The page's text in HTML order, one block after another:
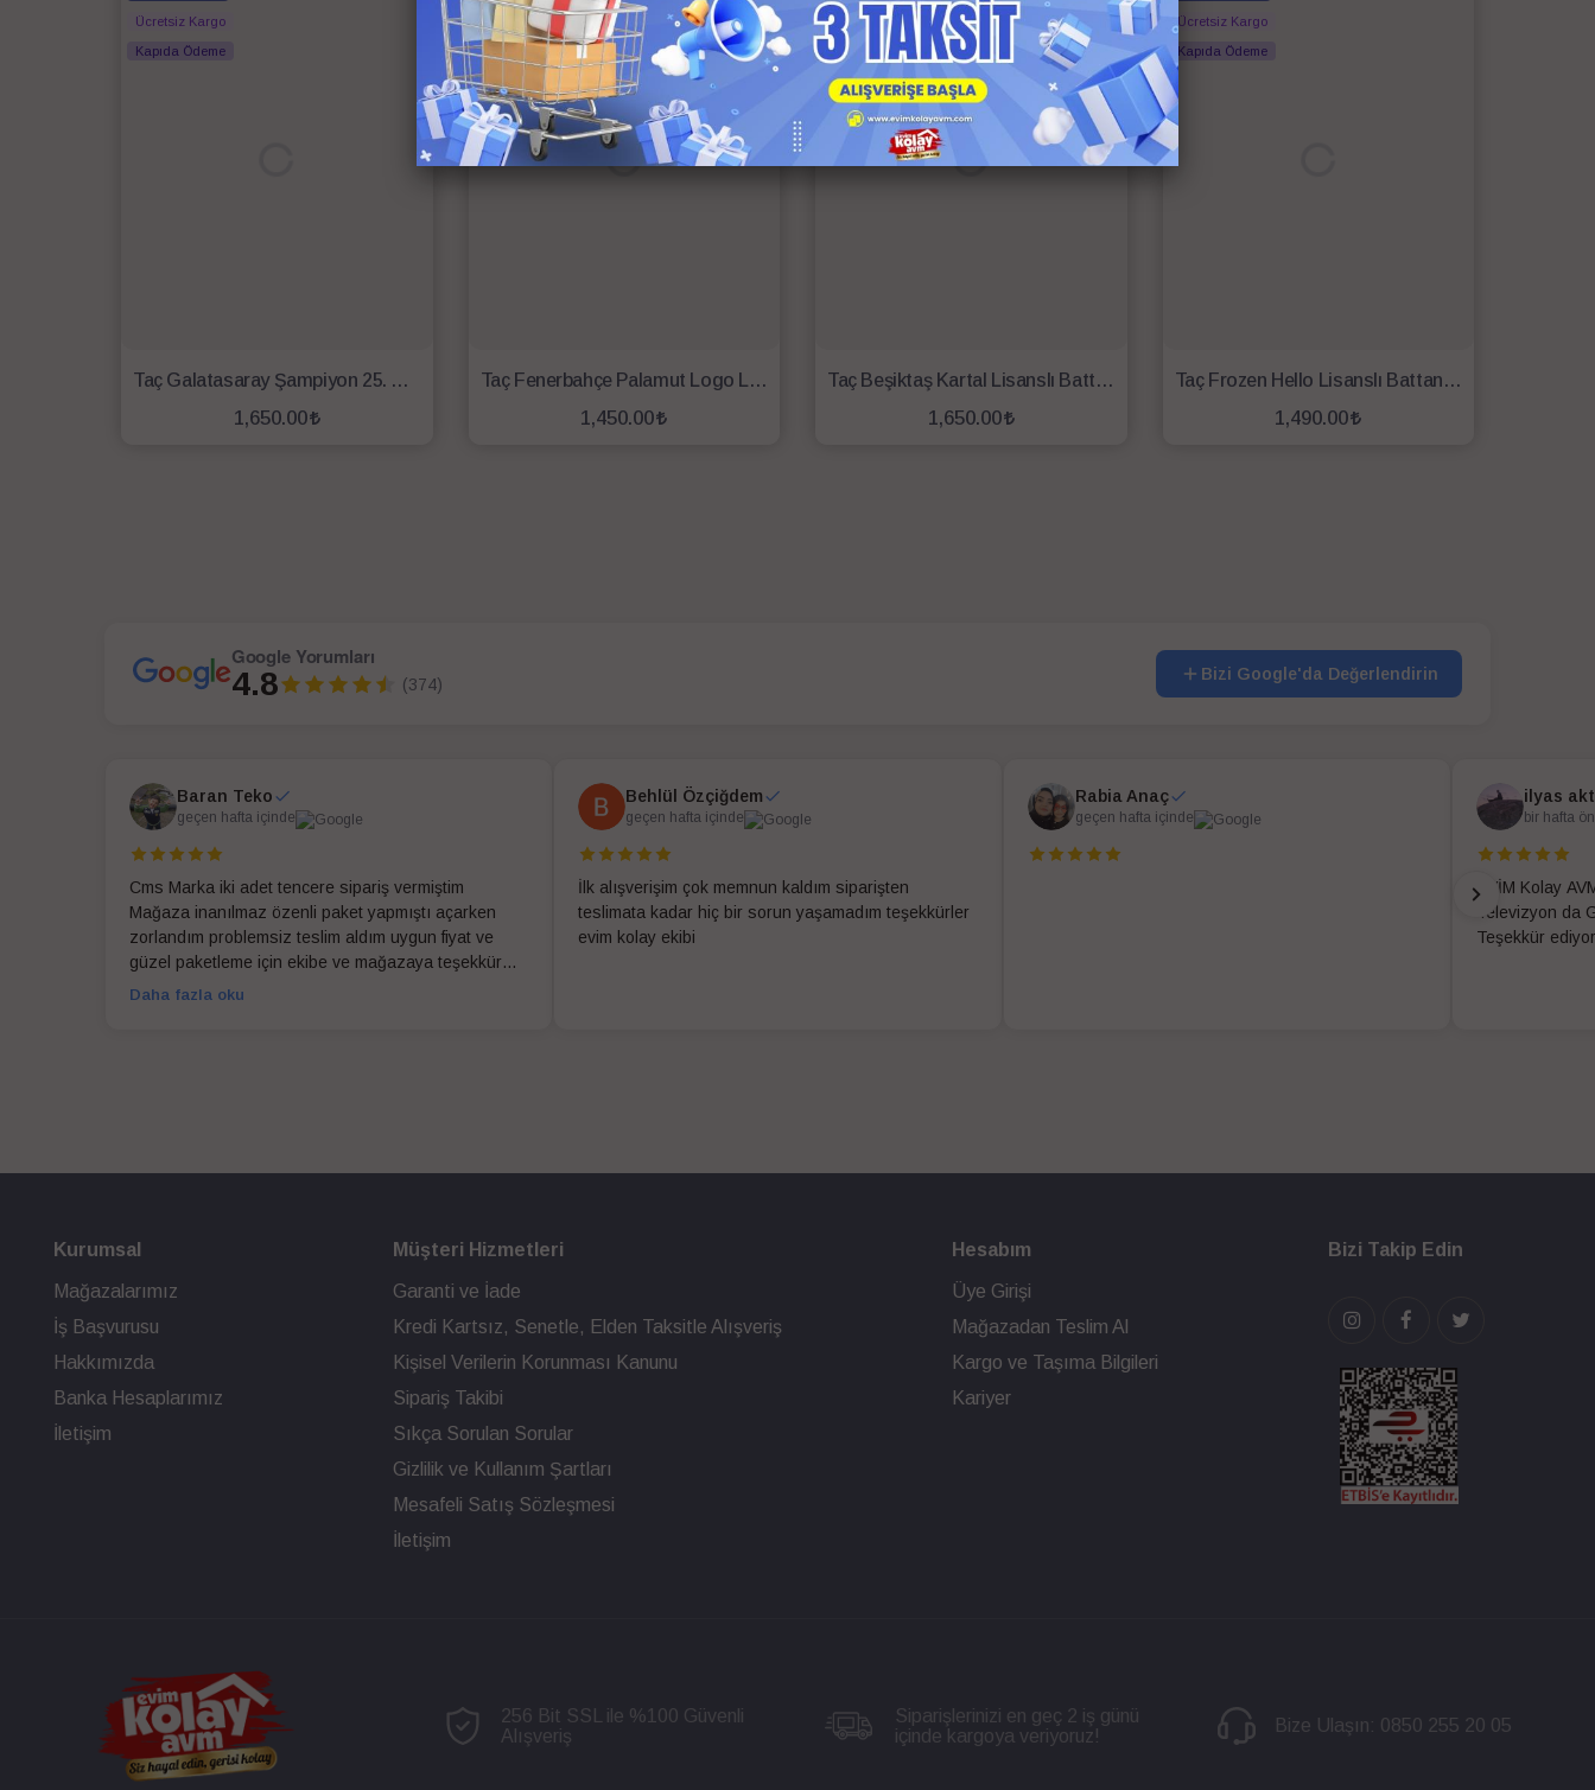
Ücretsiz Kargo
Kapıda Ödeme
Taç Galatasaray Şampiyon 25. Yıl Lisanslı Battaniye
1,650.00
Ücretsiz Kargo
Kapıda Ödeme
Taç Fenerbahçe Palamut Logo Lisanslı Battaniye
1,450.00
Ücretsiz Kargo
Kapıda Ödeme
Taç Beşiktaş Kartal Lisanslı Battaniye
1,650.00
Ücretsiz Kargo
Kapıda Ödeme
Taç Frozen Hello Lisanslı Battaniye
1,490.00
Google Yorumları
4.8 (374)
Bizi Google'da Değerlendirin
Baran Teko
geçen hafta içinde
Cms Marka iki adet tencere sipariş vermiştim
Mağaza inanılmaz özenli paket yapmıştı açarken
zorlandım problemsiz teslim aldım uygun fiyat ve
güzel paketleme için ekibe ve mağazaya teşekkür
ederim
Daha fazla oku
Behlül Özçiğdem
geçen hafta içinde
İlk alışverişim çok memnun kaldım siparişten
teslimata kadar hiç bir sorun yaşamadım teşekkürler
evim kolay ekibi
Rabia Anaç
geçen hafta içinde
ilyas
bir hafta
EVİM Kolay
Televizyon da
Teşekkür
Kurumsal
Mağazalarımız
İş Başvurusu
Hakkımızda
Banka Hesaplarımız
İletişim
Müşteri Hizmetleri
Garanti ve İade
Kredi Kartsız, Senetle, Elden Taksitle Alışveriş
Kişisel Verilerin Korunması Kanunu
Sipariş Takibi
Sıkça Sorulan Sorular
Gizlilik ve Kullanım Şartları
Mesafeli Satış Sözleşmesi
İletişim
Hesabım
Üye Girişi
Mağazadan Teslim Al
Kargo ve Taşıma Bilgileri
Kariyer
Bizi Takip Edin
256 Bit SSL ile %100 Güvenli
Alışveriş
Siparişlerinizi en geç 2 iş günü
içinde kargoya veriyoruz!
Bize Ulaşın: 0850 255 20 05